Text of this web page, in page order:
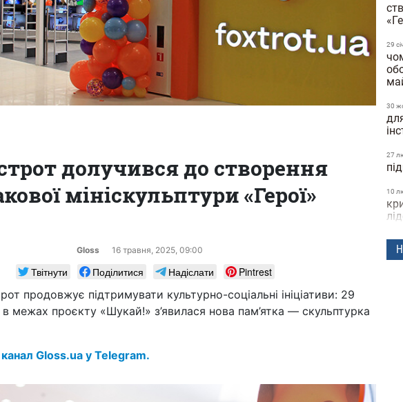
долучився до створення
мініскульптури «Герої»
Gloss 16 травня, 2025, 09:00
Твітнути Поділитися Надіслати
Pintrest
продовжує підтримувати культурно-соціальні ініціативи: 29
в межах проєкту «Шукай!» з’явилася нова пам’ятка — скульптурка
канал Gloss.ua у Telegram.
29
30
27
10
19